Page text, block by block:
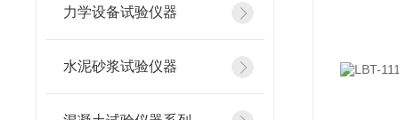
力学设备试验仪器
水泥砂浆试验仪器